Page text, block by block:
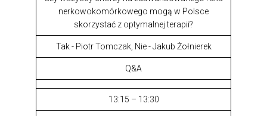
nerkowokomórkowego mogą w Polsce
skorzystać z optymalnej terapii?
Tak - Piotr Tomczak, Nie - Jakub Żołnierek
Q&A
13:15 – 13:30